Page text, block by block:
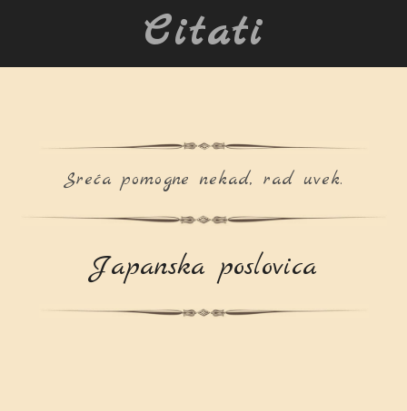
Citati
Sreća pomogne nekad, rad uvek.
Japanska poslovica